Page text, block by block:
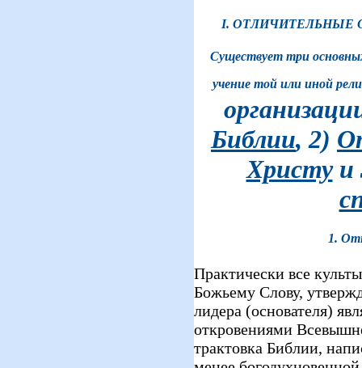
I. ОТЛИЧИТЕЛЬНЫЕ
Существует три
учение той или иной
Библии, 2)
Христуи
1.
Практически все
Божьему Слову,
лидера (основателя)
откровениями
трактовка Библии,